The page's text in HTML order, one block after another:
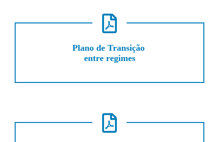
Plano de Transição
entre regimes